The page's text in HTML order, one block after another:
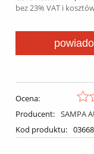
bez 23% VAT i
Ocena:
Producent: SAMPA
Kod produktu: